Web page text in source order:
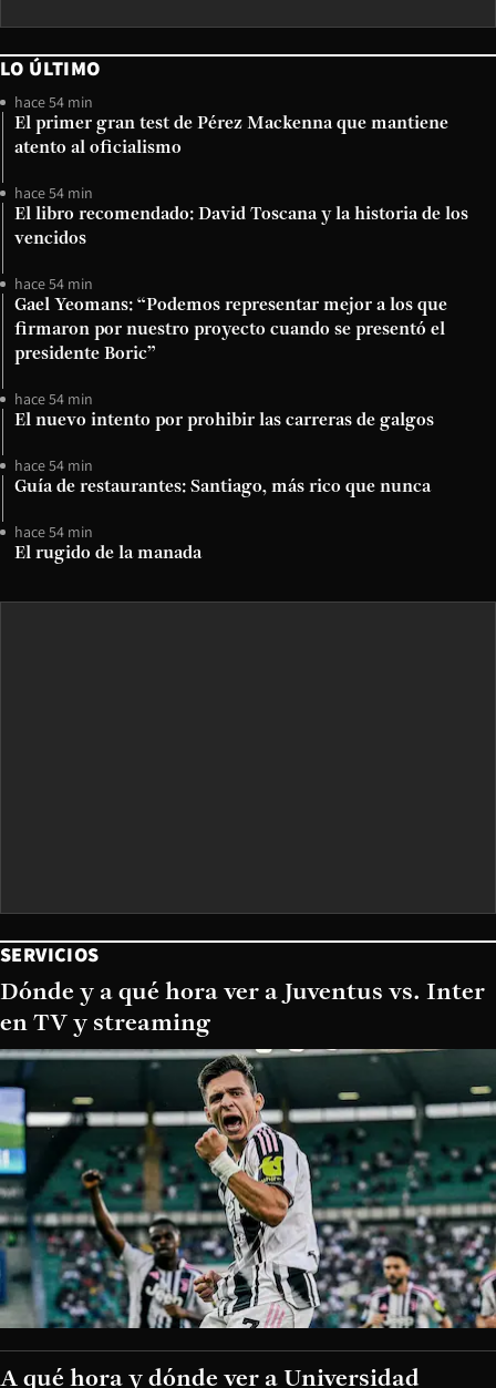
LO ÚLTIMO
hace 54 min
El primer gran test de Pérez Mackenna que mantiene
atento al oficialismo
hace 54 min
El libro recomendado: David Toscana y la historia de los
vencidos
hace 54 min
Gael Yeomans: “Podemos representar mejor a los que
firmaron por nuestro proyecto cuando se presentó el
presidente Boric”
hace 54 min
El nuevo intento por prohibir las carreras de galgos
hace 54 min
Guía de restaurantes: Santiago, más rico que nunca
hace 54 min
El rugido de la manada
SERVICIOS
Dónde y a qué hora ver a Juventus vs. Inter
en TV y streaming
A qué hora y dónde ver a Universidad